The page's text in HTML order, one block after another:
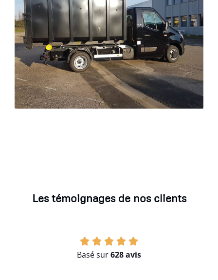
Les témoignages de nos clients
Basé sur628 avis